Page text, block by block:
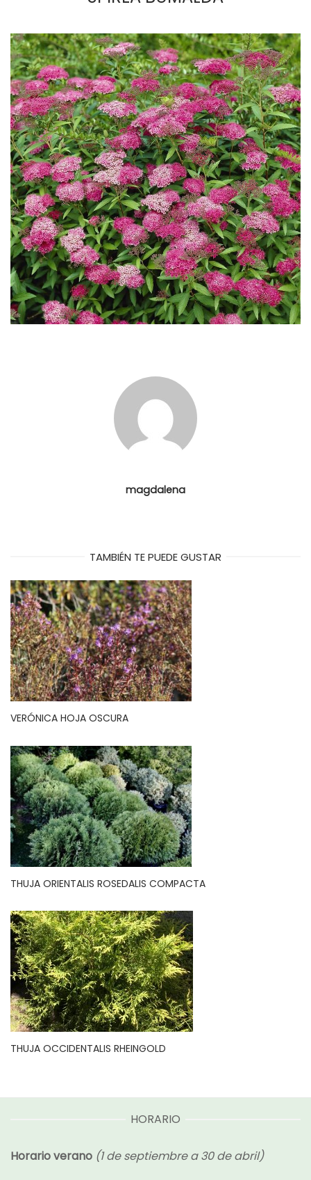
magdalena
TAMBIÉN TE PUEDE GUSTAR
VERÓNICA HOJA OSCURA
THUJA ORIENTALIS ROSEDALIS COMPACTA
THUJA OCCIDENTALIS RHEINGOLD
HORARIO
Horario verano (1 de septiembre a 30 de abril)